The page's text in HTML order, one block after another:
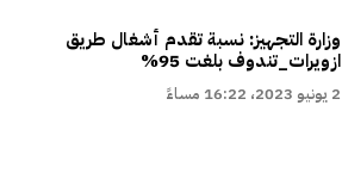
وزارة التجهيز: نسبة تقدم أشغال طريق
ازويرات_تندوف بلغت 95%
2 يونيو 2023، 16:22 مساءً